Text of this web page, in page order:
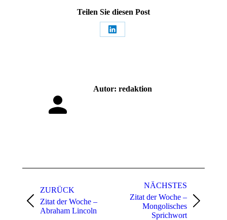
Teilen Sie diesen Post
Share
Autor: redaktion
ZURÜCK
Vorheriger
Beitrag:
Zitat der Woche –
Abraham Lincoln
NÄCHSTES
Nächster
Beitrag:
Zitat der Woche –
Mongolisches
Sprichwort